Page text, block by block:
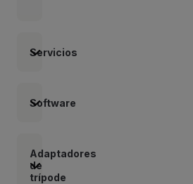
Servicios
Software
Adaptadores
de
trípode